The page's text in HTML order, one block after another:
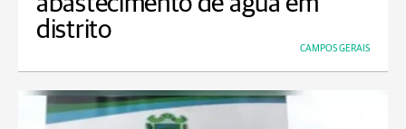
distrito
CAMPOS GERAIS